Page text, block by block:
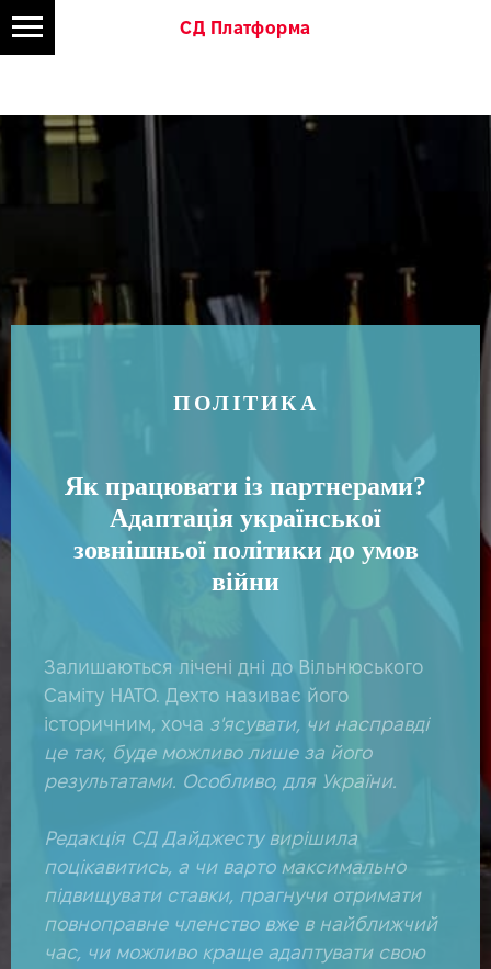
СД Платформа
ПОЛІТИКА
Як працювати із партнерами?
Адаптація української
зовнішньої політики до умов
війни
Залишаються лічені дні до Вільнюського
Саміту НАТО. Дехто називає його
історичним, хоча з'ясувати, чи насправді
це так, буде можливо лише за його
результатами. Особливо, для України.
Редакція СД Дайджесту вирішила
поцікавитись, а чи варто максимально
підвищувати ставки, прагнучи отримати
повноправне членство вже в найближчий
час, чи можливо краще адаптувати свою